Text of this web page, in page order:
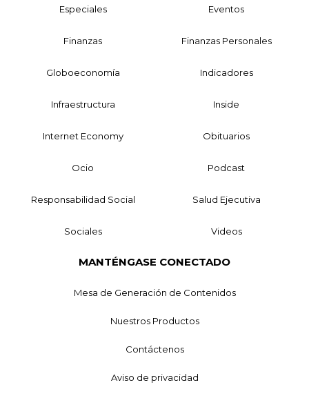
Especiales Eventos
Finanzas Finanzas Personales
Globoeconomía Indicadores
Infraestructura Inside
Internet Economy Obituarios
Ocio Podcast
Responsabilidad Social Salud Ejecutiva
Sociales Videos
MANTÉNGASE CONECTADO
Mesa de Generación de Contenidos
Nuestros Productos
Contáctenos
Aviso de privacidad